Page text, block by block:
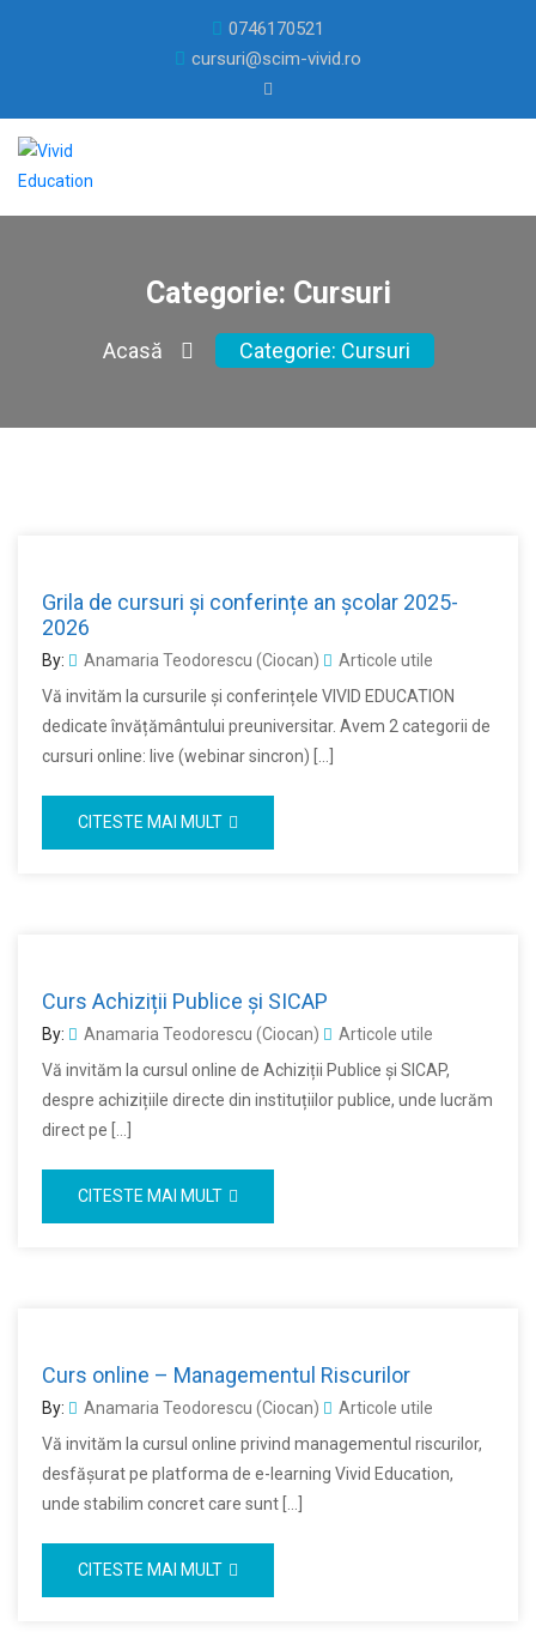
0746170521
cursuri@scim-vivid.ro
Categorie: Cursuri
Acasă Categorie: Cursuri
Grila de cursuri și conferințe an școlar 2025-
2026
By: Anamaria Teodorescu (Ciocan)
Articole utile
Vă invităm la cursurile și conferințele VIVID EDUCATION
dedicate învățământului preuniversitar. Avem 2 categorii de
cursuri online: live (webinar sincron) […]
CITESTE MAI MULT
Curs Achiziții Publice și SICAP
By: Anamaria Teodorescu (Ciocan)
Articole utile
Vă invităm la cursul online de Achiziții Publice și SICAP,
despre achizițiile directe din instituțiilor publice, unde lucrăm
direct pe […]
CITESTE MAI MULT
Curs online – Managementul Riscurilor
By: Anamaria Teodorescu (Ciocan)
Articole utile
Vă invităm la cursul online privind managementul riscurilor,
desfășurat pe platforma de e-learning Vivid Education,
unde stabilim concret care sunt […]
CITESTE MAI MULT